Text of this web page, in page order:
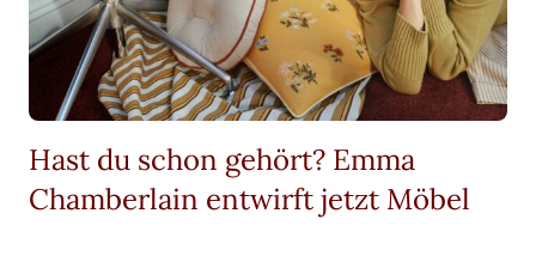
Hast du schon gehört? Emma
Chamberlain entwirft jetzt Möbel